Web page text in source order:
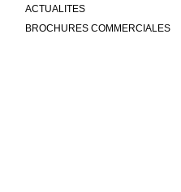
ACTUALITES
BROCHURES COMMERCIALES